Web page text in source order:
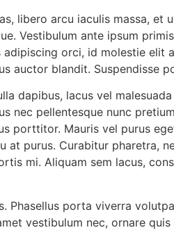
libero arcu iaculis massa,
Vestibulum ante ipsum
orci, id molestie elit
auctor blandit. Suspendisse
dapibus, lacus vel
nec pellentesque nunc
porttitor. Mauris vel purus
at purus. Curabitur
mi. Aliquam sem lacus,
Phasellus porta viverra
vestibulum nec, ornare